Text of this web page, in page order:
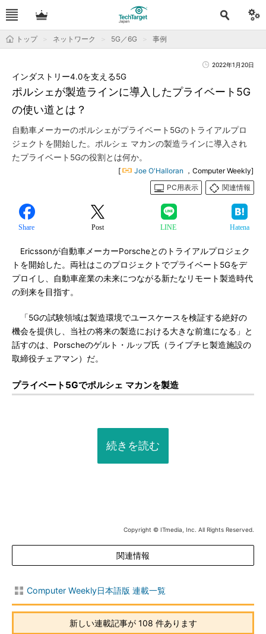
トップ ネットワーク 5G／6G 事例
2022年1月20日
ポルシェが製造ラインに導入したプライベート5G
の使い道とは？
インダストリー4.0を支える5G
自動車メーカーのポルシェがプライベート5Gのトライアルプロ
ジェクトを開始した。ポルシェ マカンの製造ラインに導入され
たプライベート5Gの役割とは何か。
[ Joe O'Halloran ，Computer Weekly]
PC用表示
関連情報
Share Post LINE Hatena
Ericssonが自動車メーカーPorscheとのトライアルプロジェク
トを開始した。両社はこのプロジェクトでプライベート5Gをデ
プロイし、自動車産業の未来につながる新たなリモート製造時代
の到来を目指す。
「5Gの試験領域は製造環境でユースケースを検証する絶好の
機会を提供し、当社の将来の製造における大きな前進になる」と
話すのは、Porscheのゲルト・ルップ氏（ライプチヒ製造施設の
取締役チェアマン）だ。
プライベート5Gでポルシェ マカンを製造
続きを読む
Copyright © ITmedia, Inc. All Rights Reserved.
関連情報
Computer Weekly日本語版 連載一覧
新しい連載記事が 108 件あります